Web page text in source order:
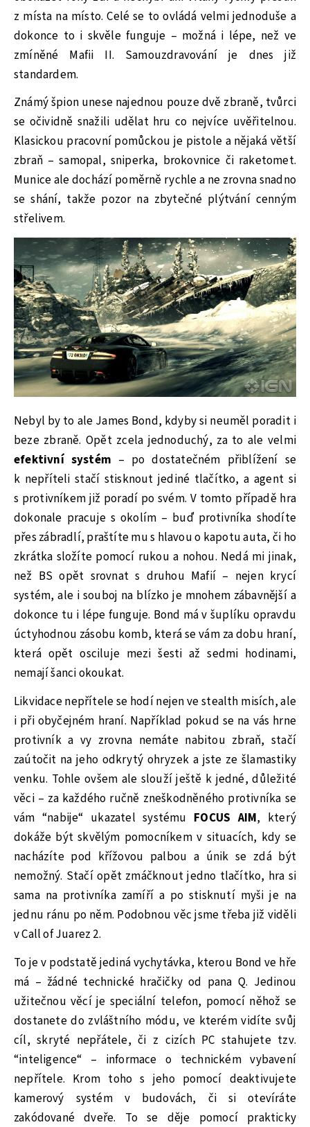
z místa na místo. Celé se to ovládá velmi jednoduše a
dokonce to i skvěle funguje – možná i lépe, než ve
zmíněné Mafii II. Samouzdravování je dnes již
standardem.
Známý špion unese najednou pouze dvě zbraně, tvůrci
se očividně snažili udělat hru co nejvíce uvěřitelnou.
Klasickou pracovní pomůckou je pistole a nějaká větší
zbraň – samopal, sniperka, brokovnice či raketomet.
Munice ale dochází poměrně rychle a ne zrovna snadno
se shání, takže pozor na zbytečné plýtvání cenným
střelivem.
Nebyl by to ale James Bond, kdyby si neuměl poradit i
beze zbraně. Opět zcela jednoduchý, za to ale velmi
efektivní systém – po dostatečném přiblížení se
k nepříteli stačí stisknout jediné tlačítko, a agent si
s protivníkem již poradí po svém. V tomto případě hra
dokonale pracuje s okolím – buď protivníka shodíte
přes zábradlí, praštíte mu s hlavou o kapotu auta, či ho
zkrátka složíte pomocí rukou a nohou. Nedá mi jinak,
než BS opět srovnat s druhou Mafií – nejen krycí
systém, ale i souboj na blízko je mnohem zábavnější a
dokonce tu i lépe funguje. Bond má v šuplíku opravdu
úctyhodnou zásobu komb, která se vám za dobu hraní,
která opět osciluje mezi šesti až sedmi hodinami,
nemají šanci okoukat.
Likvidace nepřítele se hodí nejen ve stealth misích, ale
i při obyčejném hraní. Například pokud se na vás hrne
protivník a vy zrovna nemáte nabitou zbraň, stačí
zaútočit na jeho odkrytý ohryzek a jste ze šlamastiky
venku. Tohle ovšem ale slouží ještě k jedné, důležité
věci – za každého ručně zneškodněného protivníka se
vám “nabije“ ukazatel systému FOCUS AIM, který
dokáže být skvělým pomocníkem v situacích, kdy se
nacházíte pod křížovou palbou a únik se zdá být
nemožný. Stačí opět zmáčknout jedno tlačítko, hra si
sama na protivníka zamíří a po stisknutí myši je na
jednu ránu po něm. Podobnou věc jsme třeba již viděli
v Call of Juarez 2.
To je v podstatě jediná vychytávka, kterou Bond ve hře
má – žádné technické hračičky od pana Q. Jedinou
užitečnou věcí je speciální telefon, pomocí něhož se
dostanete do zvláštního módu, ve kterém vidíte svůj
cíl, skryté nepřátele, či z cizích PC stahujete tzv.
“inteligence“ – informace o technickém vybavení
nepřítele. Krom toho s jeho pomocí deaktivujete
kamerový systém v budovách, či si otevíráte
zakódované dveře. To se děje pomocí prakticky